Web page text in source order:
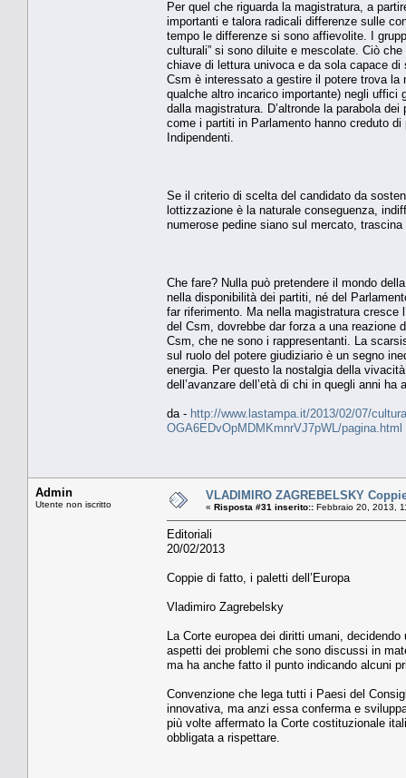
Per quel che riguarda la magistratura, a
importanti e talora radicali differenze sulle
tempo le differenze si sono affievolite. I
culturali” si sono diluite e mescolate. Ciò
chiave di lettura univoca e da sola capace di
Csm è interessato a gestire il potere trova la
qualche altro incarico importante) negli uffici
dalla magistratura. D’altronde la parabola
come i partiti in Parlamento hanno creduto
Indipendenti.
Se il criterio di scelta del candidato da
lottizzazione è la naturale conseguenza,
numerose pedine siano sul mercato,
Che fare? Nulla può pretendere il mondo
nella disponibilità dei partiti, né del
far riferimento. Ma nella magistratura cresce
del Csm, dovrebbe dar forza a una reazione
Csm, che ne sono i rappresentanti. La
sul ruolo del potere giudiziario è un segno
energia. Per questo la nostalgia della
dell’avanzare dell’età di chi in quegli anni
da - http://www.lastampa.it/2013/02/07/
OGA6EDvOpMDMKmnrVJ7pWL/pagina.html
Admin
Utente non iscritto
VLADIMIRO ZAGREBELSKY
« Risposta #31 inserito:: Febbraio 20, 2013,
Editoriali
20/02/2013
Coppie di fatto, i paletti dell’Europa
Vladimiro Zagrebelsky
La Corte europea dei diritti umani,
aspetti dei problemi che sono discussi in
ma ha anche fatto il punto indicando alcuni
Convenzione che lega tutti i Paesi del
innovativa, ma anzi essa conferma e
più volte affermato la Corte costituzionale
obbligata a rispettare.